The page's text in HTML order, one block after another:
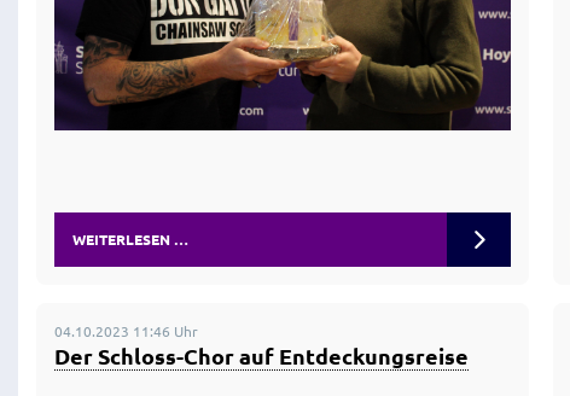
WEITERLESEN …
04.10.2023 11:46 Uhr
Der Schloss-Chor auf Entdeckungsreise